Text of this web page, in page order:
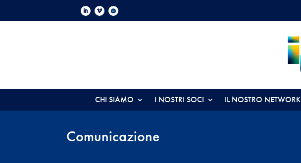
CHI SIAMO I NOSTRI SOCI IL NOSTRO NETWORK
Comunicazione